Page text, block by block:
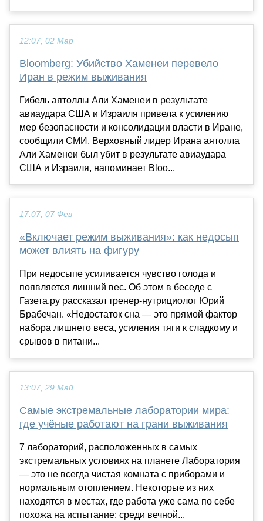
12:07, 02 Мар
Bloomberg: Убийство Хаменеи перевело
Иран в режим выживания
Гибель аятоллы Али Хаменеи в результате
авиаудара США и Израиля привела к усилению
мер безопасности и консолидации власти в Иране,
сообщили СМИ. Верховный лидер Ирана аятолла
Али Хаменеи был убит в результате авиаудара
США и Израиля, напоминает Bloo...
17:07, 07 Фев
«Включает режим выживания»: как недосып
может влиять на фигуру
При недосыпе усиливается чувство голода и
появляется лишний вес. Об этом в беседе с
Газета.ру рассказал тренер-нутрициолог Юрий
Брабечан. «Недостаток сна — это прямой фактор
набора лишнего веса, усиления тяги к сладкому и
срывов в питани...
13:07, 29 Май
Самые экстремальные лаборатории мира:
где учёные работают на грани выживания
7 лабораторий, расположенных в самых
экстремальных условиях на планете Лаборатория
— это не всегда чистая комната с приборами и
нормальным отоплением. Некоторые из них
находятся в местах, где работа уже сама по себе
похожа на испытание: среди вечной...